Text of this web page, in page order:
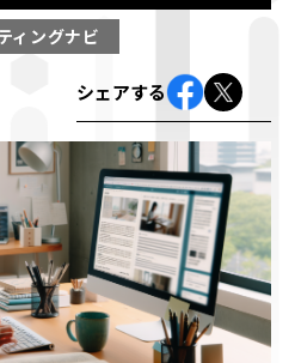
ィングナビ
シェアする